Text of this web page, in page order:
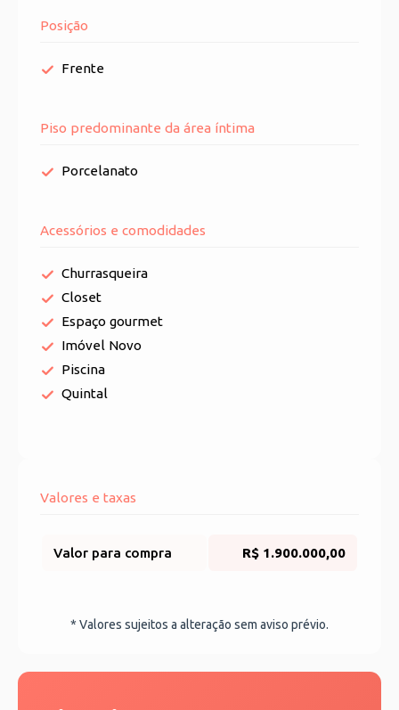
Posição
Frente
Piso predominante da área íntima
Porcelanato
Acessórios e comodidades
Churrasqueira
Closet
Espaço gourmet
Imóvel Novo
Piscina
Quintal
Valores e taxas
Valor para compra R$ 1.900.000,00
* Valores sujeitos a alteração sem aviso prévio.